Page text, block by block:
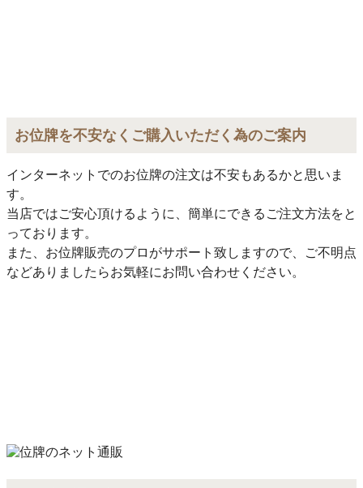
お位牌を不安なくご購入いただく為のご案内
インターネットでのお位牌の注文は不安もあるかと思いま
す。
当店ではご安心頂けるように、簡単にできるご注文方法をと
っております。
また、お位牌販売のプロがサポート致しますので、ご不明点
などありましたらお気軽にお問い合わせください。